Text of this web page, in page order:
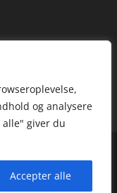
og analysere
alle" giver du
Accepter alle
og nogle